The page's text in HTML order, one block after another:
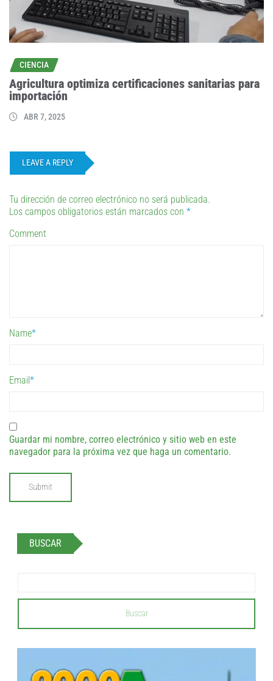
CIENCIA
Agricultura optimiza certificaciones sanitarias para
importación
ABR 7, 2025
LEAVE A REPLY
Tu dirección de correo electrónico no será publicada.
Los campos obligatorios están marcados con *
Comment
Name*
Email*
Guardar mi nombre, correo electrónico y sitio web en este
navegador para la próxima vez que haga un comentario.
BUSCAR
Buscar